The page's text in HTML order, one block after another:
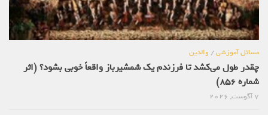
مسائل آموزشی/والدین
چقدر طول می‌کشد تا فرزندم یک شمشیرباز واقعاً خوبی بشود؟ (اثر
شماره 856)